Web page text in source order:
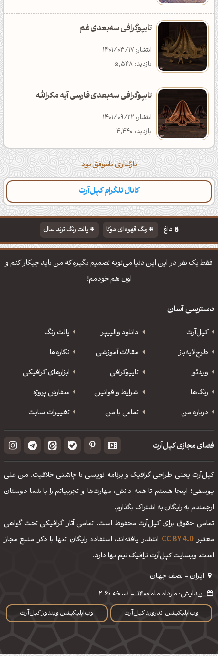
تایپوگرافی سه‌بعدی غم
انتشار: 1401/03/17
بازدید: 5,548
تایپوگرافی سه‌بعدی فارسی آیه مکرالله
انتشار: 1401/09/22
بازدید: 4,440
بارگذاری ناموفق بود
کانال تلگرام کپل‌آرت
دسته‌بندی مطالب تازه تایپوگرافی پالت‌ها
داغ: رنگ قهوه‌ای موکا
پالت رنگ ترند سال
دانلود والپیپر مذهبی
تایپوگرافی شعر مولانا
فقط یک نفر در این این دنیا می‌تونه تصمیم بگیره که من باید چیکار کنم و
اون هم خودمم!
دسترسی آسان
کپل‌آرت دانلود‌ والپیپر
پالت رنگ
طرح‌لایه‌باز
مقالات آموزشی
نگاره‌ها
ویدئو
‌تایپوگرافی
ابزارهای گرافیکی
رنگ‌ها
شرایط و قوانین
سفارش پروژه
درباره من
تماس با من تغییرات سایت
فضای مجازی کپل‌آرت
کپل‌آرت یعنی طراحی گرافیک و برنامه نویسی با چاشنی خلاقیت. من علی
یوسفی؛ اینجا هستم تا همه دانش، مهارت‌‌ها و تجربیاتم را با شما دوستان
ارجمندم به رایگان به اشتراک بگذارم.
تمامی حقوق برای کپل‌آرت محفوظ است. تمامی آثار گرافیکی تحت گواهی
معتبرCC BY 4.0 انتشار یافته‌اند، استفاده رایگان تنها با ذکر منبع مجاز
است. وبسایت کپل‌آرت ترافیک نیم بها دارد.
ایـران - نصف جهـان
وب‌اپلیکیشن اندروید کپل‌آرت وب‌اپلیکیشن ویندوز کپل‌آرت
پیدایش: مرداد ماه 1400 - نسخه 2.60